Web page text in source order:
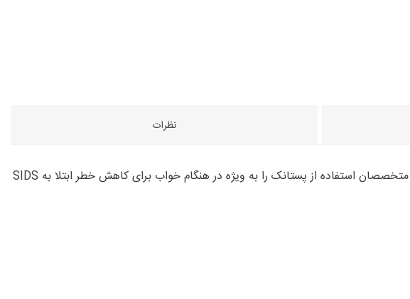
نظرات
کودک تازه متولد شده برای رفع آرامش و خوابیدن نیاز به سینه دارد. پستانک اثر آرام بخشی را ارائه می دهد. بسیاری از متخصصان استفاده از پستانک را به ویژه در هنگام خواب برای کاهش خطر ابتلا به SIDS